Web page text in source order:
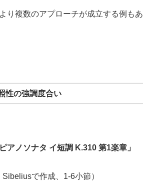
り複数のアプローチが成立する例もあ
性の強調度合い
アノソナタ イ短調 K.310 第1楽章」
で作成、1-6小節）